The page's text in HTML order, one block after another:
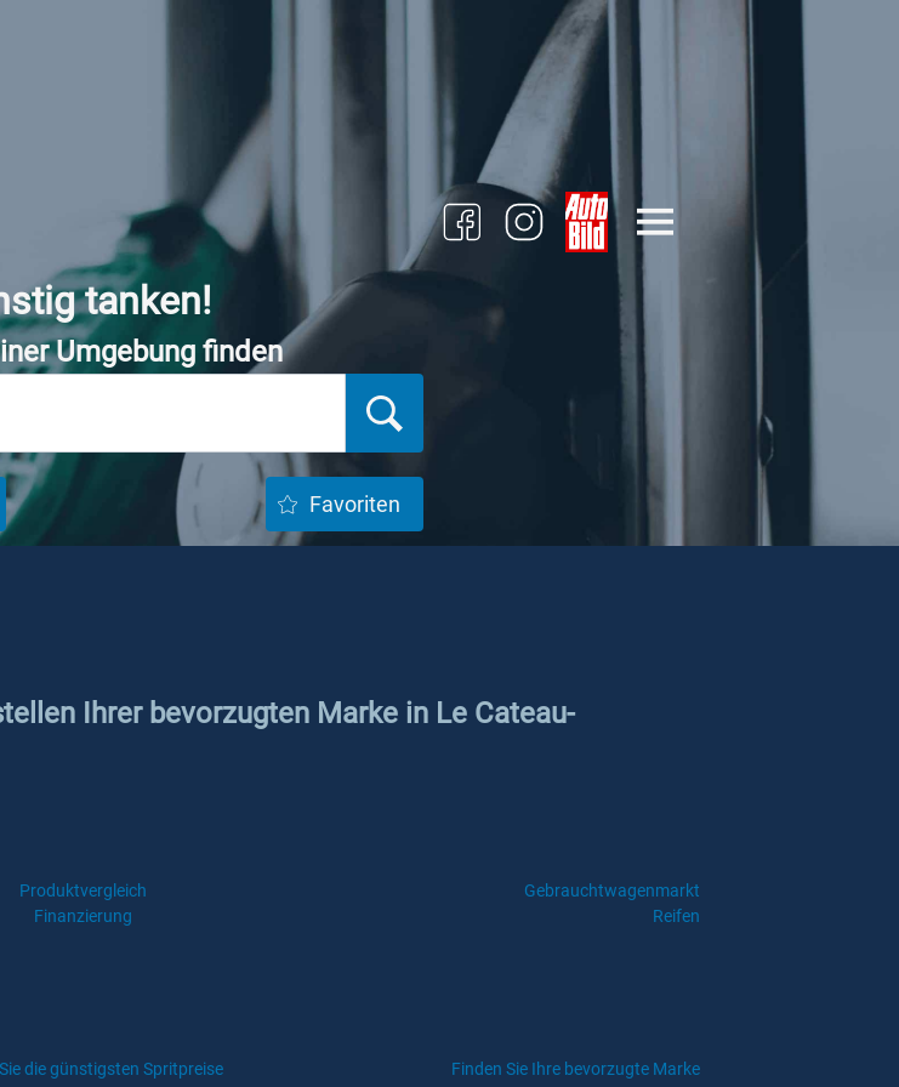
tanken!
Umgebung finden
Favoriten
Ihrer bevorzugten Marke in Le Cateau-
Produktvergleich
Gebrauchtwagenmarkt
Finanzierung
Reifen
die günstigsten Spritpreise Finden Sie Ihre bevorzugte Marke